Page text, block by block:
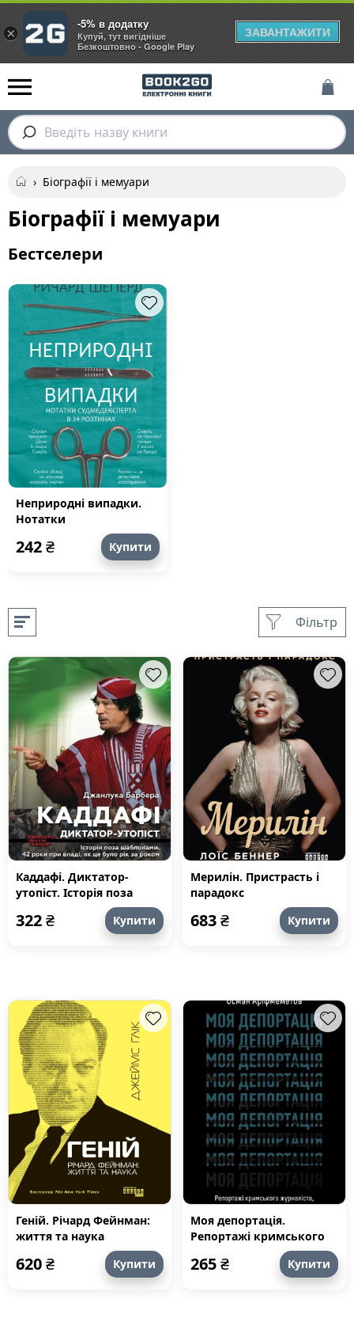
Введіть назву книги
› Біографії і мемуари
Біографії і мемуари
Бестселери
Неприродні випадки.
Нотатки
судмедексперта в 34
розтинах
242₴ Купити
Фільтр
Каддафі. Диктатор-
утопіст. Історія поза
шаблонами. 42 роки при
владі, як це було рік за
322₴ Купити
Мерилін. Пристрасть і
парадокс
683₴ Купити
Геній. Річард Фейнман:
життя та наука
620₴ Купити
Моя депортація.
Репортажі кримського
журналіста, написані в
СІЗО
265₴ Купити
×
-5% в додатку
Купуй, тут вигідніше
Безкоштовно - Google Play
ЗАВАНТАЖИТИ